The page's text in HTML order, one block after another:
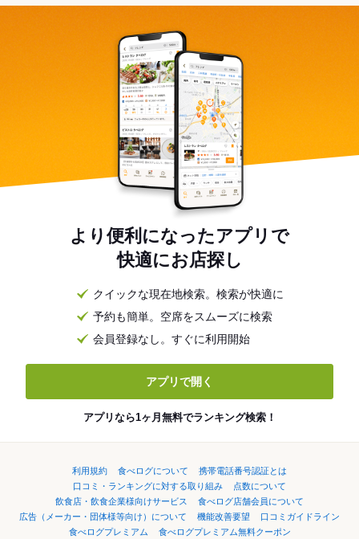
より便利になったアプリで
快適にお店探し
クイックな現在地検索。検索が快適に
予約も簡単。空席をスムーズに検索
会員登録なし。すぐに利用開始
アプリで開く
アプリなら1ヶ月無料でランキング検索！
利用規約 食べログについて
携帯電話番号認証とは
口コミ・ランキングに対する取り組み
点数について
飲食店・飲食企業様向けサービス
食べログ店舗会員について
広告（メーカー・団体様等向け）について
機能改善要望
口コミガイドライン
食べログプレミアム
食べログプレミアム無料クーポン